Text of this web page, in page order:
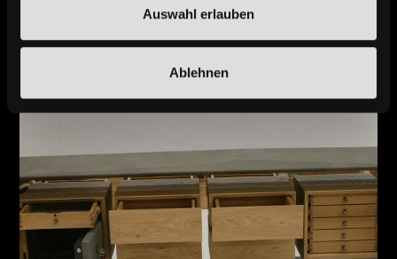
Auswahl erlauben
Ablehnen